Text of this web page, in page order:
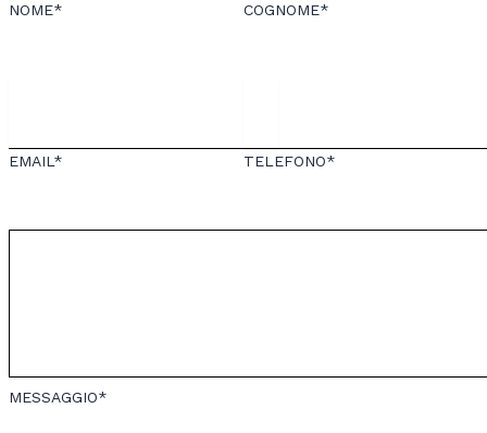
NOME* COGNOME*
EMAIL* TELEFONO*
MESSAGGIO*